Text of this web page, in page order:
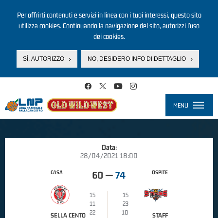
Per offrirti contenuti e servizi in linea con i tuoi interessi, questo sito
utilizza cookies. Continuando la navigazione del sito, autorizzi l’uso
dei cookies.
SÌ, AUTORIZZO NO, DESIDERO INFO DI DETTAGLIO
MENU
Data:
28/04/2021 18:00
CASA
SELLA CENTO
60 — 74
15
15
11
23
22
10
OSPITE
STAFF